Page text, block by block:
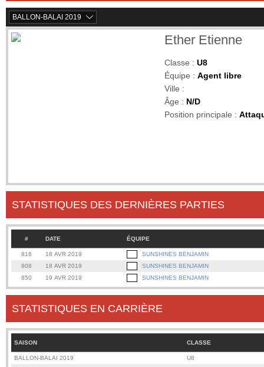
BALLON-BALAI 2019
Ether Etienne
Classe : U8
Équipe : Agent libre
Ville :
Âge : N/D
Position principale :
STATISTIQUES DES DERNIÈRES PARTIES
# DATE ÉQUIPE
816 18 AVR 2019
SUNSHINES BENJAMIN
808
18 AVR 2019
SUNSHINES BENJAMIN
850
19 AVR 2019 SUNSHINES BENJAMIN
STATISTIQUES EN CARRIÈRE
SAISON CLASSE
BALLON-BALAI 2019
U8